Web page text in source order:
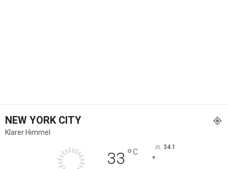
NEW YORK CITY
Klarer Himmel
33 °C 34.1
°